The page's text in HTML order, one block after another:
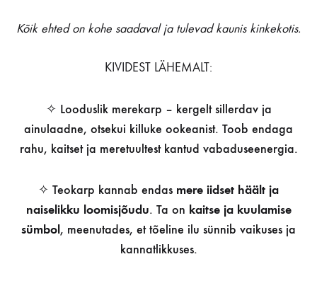
Kõik ehted on kohe saadaval ja tulevad kaunis kinkekotis.
KIVIDEST LÄHEMALT:
✧ Looduslik merekarp – kergelt sillerdav ja
ainulaadne, otsekui killuke ookeanist. Toob endaga
rahu, kaitset ja meretuultest kantud vabaduseenergia.
✧ Teokarp kannab endas mere iidset häält ja
naiselikku loomisjõudu. Ta on kaitse ja kuulamise
sümbol, meenutades, et tõeline ilu sünnib vaikuses ja
kannatlikkuses.